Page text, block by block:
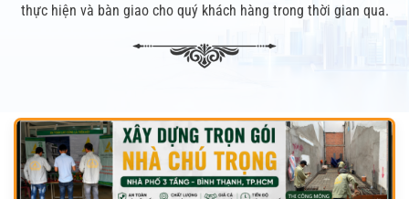
thực hiện và bàn giao cho quý khách hàng trong thời gian qua.